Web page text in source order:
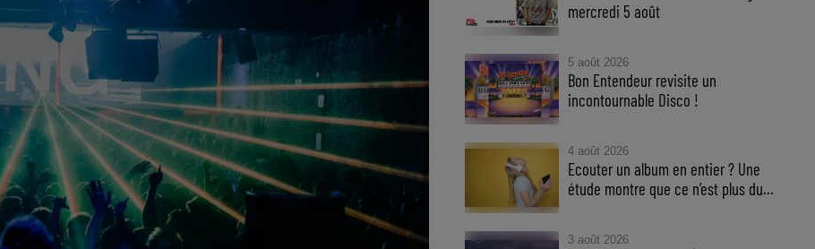
mercredi 5 août
5 août 2026
Bon Entendeur revisite un
incontournable Disco !
4 août 2026
Ecouter un album en entier ? Une
étude montre que ce n’est plus du...
3 août 2026